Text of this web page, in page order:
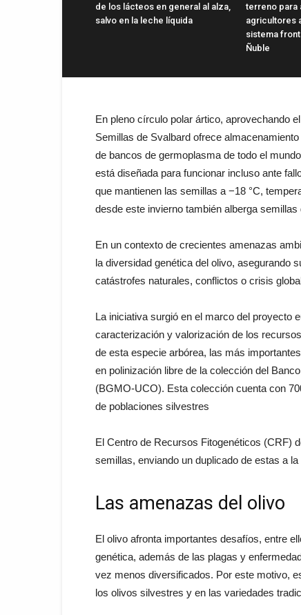
de los lácteos en general al alza,
salvo en la leche líquida
terreno para
agricultores
sistema
Ñuble
En pleno círculo polar ártico, aprovechando
Semillas de Svalbard ofrece
de bancos de germoplasma de todo el
está diseñada para funcionar incluso ante
que mantienen las semillas a −18 °C,
desde este invierno también alberga semillas
En un contexto de crecientes amenazas
la diversidad genética del olivo, asegurando
catástrofes naturales, conflictos o crisis
La iniciativa surgió en el marco del proyecto
caracterización y valorización de los
de esta especie arbórea, las más
en polinización libre de la colección del
(BGMO-UCO). Esta colección cuenta con
de poblaciones silvestres
El Centro de Recursos Fitogenéticos (CRF)
semillas, enviando un duplicado de estas a
Las amenazas del olivo
El olivo afronta importantes desafíos, entre
genética, además de las plagas y
vez menos diversificados. Por este motivo,
los olivos silvestres y en las variedades